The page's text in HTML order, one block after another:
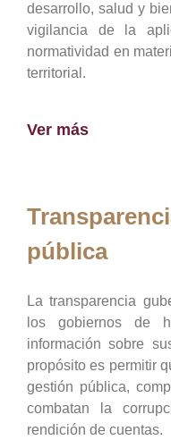
desarrollo, salud y
vigilancia de la
normatividad en
territorial.
Ver más
pública
La transparencia
los gobiernos de
información sobre
propósito es permitir
gestión pública,
combatan la
rendición de cuentas.